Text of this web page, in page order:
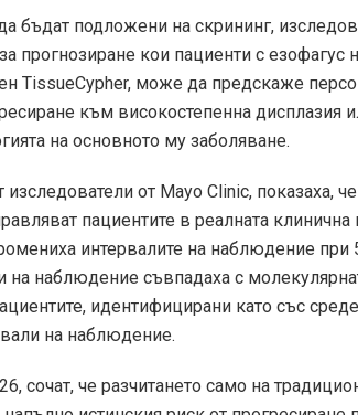
бъдат подложени на скрининг,
прогнозиране кои пациенти с езофагус
TissueCypher, може да предскаже
към високостепенна дисплазия
на основното му заболяване.
от Mayo Clinic, показаха, че
пациентите в реалната клинична
интервалите на наблюдение при
на наблюдение съвпадаха с
идентифицирани като със
на наблюдение.
сочат, че разчитането само на